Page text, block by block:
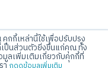
กกี้เหล่านี้ใช้เพื่อปรับปรุง
ป็นส่วนตัวยิ่งขึ้นแก่คุณ ทั้ง
ลเพิ่มเติมเกี่ยวกับคุกกี้ที่